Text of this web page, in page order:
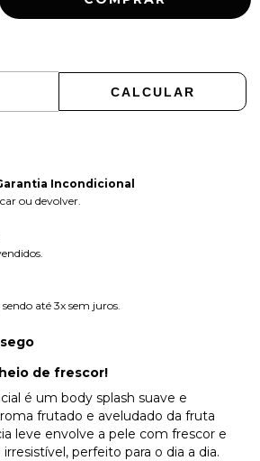
CALCULAR
Incondicional
ou devolver.
até 3x sem juros.
de frescor!
é um body splash suave e
frutado e aveludado da fruta
leve envolve a pele com frescor e
perfeito para o dia a dia.